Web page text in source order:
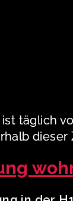
täglich